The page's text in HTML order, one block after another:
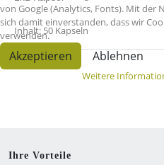
Inhalt: 50 Kapseln
Ihre Vorteile
von Google (Analytics, Fonts). Mit der
sich damit einverstanden, dass wir
verwenden.
Akzeptieren Ablehnen
Weitere